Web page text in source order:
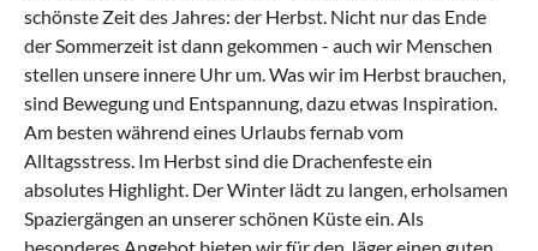
schönste Zeit des Jahres: der Herbst. Nicht nur das Ende
der Sommerzeit ist dann gekommen - auch wir Menschen
stellen unsere innere Uhr um. Was wir im Herbst brauchen,
sind Bewegung und Entspannung, dazu etwas Inspiration.
Am besten während eines Urlaubs fernab vom
Alltagsstress. Im Herbst sind die Drachenfeste ein
absolutes Highlight. Der Winter lädt zu langen, erholsamen
Spaziergängen an unserer schönen Küste ein. Als
besonderes Angebot bieten wir für den Jäger einen guten